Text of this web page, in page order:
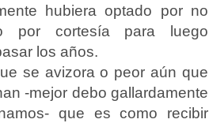
hubiera optado por no
por cortesía para luego
los años.
se avizora o peor aún que
-mejor debo gallardamente
que es como recibir